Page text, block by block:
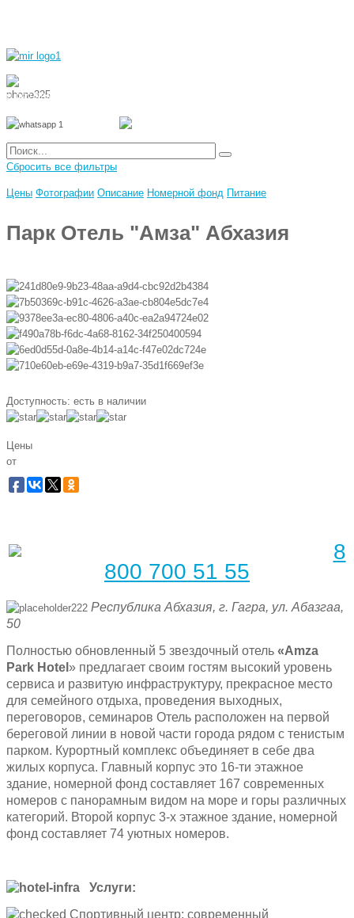
8 962 888 51 55
Сбросить все фильтры
Цены Фотографии Описание Номерной фонд Питание
Парк Отель "Амза" Абхазия
Доступность: есть в наличии
Цены
от
8
800 700 51 55
Республика Абхазия, г. Гагра, ул. Абазгаа,
50
Полностью обновленный 5 звездочный отель «Amza
Park Hotel » предлагает своим гостям высокий уровень
сервиса и развитую инфраструктуру, прекрасное место
для семейного отдыха, проведения выходных,
переговоров, семинаров Отель расположен на первой
береговой линии в новой части города рядом с тенистым
парком. Курортный комплекс объединяет в себе два
жилых корпуса. Главный корпус это 16-ти этажное
здание, номерной фонд составляет 167 современных
номеров с панорамным видом на море и горы различных
категорий. Второй корпус 3-х этажное здание, номерной
фонд составляет 74 уютных номеров.
Услуги:
Спортивный центр: современный